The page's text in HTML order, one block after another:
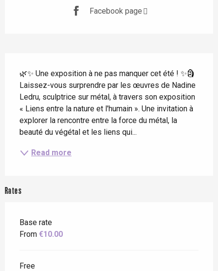
Facebook page
🌿✨ Une exposition à ne pas manquer cet été ! ✨🗿
Laissez-vous surprendre par les œuvres de Nadine
Ledru, sculptrice sur métal, à travers son exposition
« Liens entre la nature et l'humain ». Une invitation à
explorer la rencontre entre la force du métal, la
beauté du végétal et les liens qui...
Read more
Rates
Base rate
From €10.00
Free